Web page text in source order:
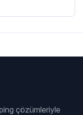
çözümleriyle